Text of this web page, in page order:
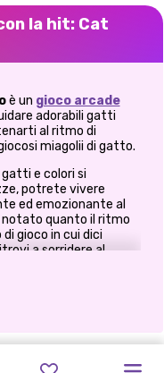
la hit: Cat
è un gioco arcade
adorabili gatti
al ritmo di
miagolii di gatto.
e colori si
potrete vivere
ed emozionante al
notato quanto il ritmo
gioco in cui dici
a sorridere al
magici
successi popolari e
da graziosi suoni